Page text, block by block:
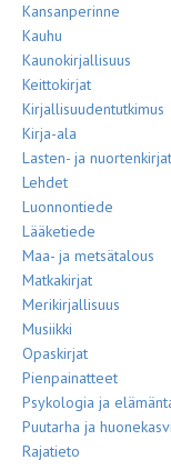
Kansanperinne
Kauhu
Kaunokirjallisuus
Keittokirjat
Kirjallisuudentutkimus
Kirja-ala
Lasten- ja nuortenkirjat
Lehdet
Luonnontiede
Lääketiede
Maa- ja metsätalous
Matkakirjat
Merikirjallisuus
Musiikki
Opaskirjat
Pienpainatteet
Psykologia ja
Puutarha ja
Rajatieto